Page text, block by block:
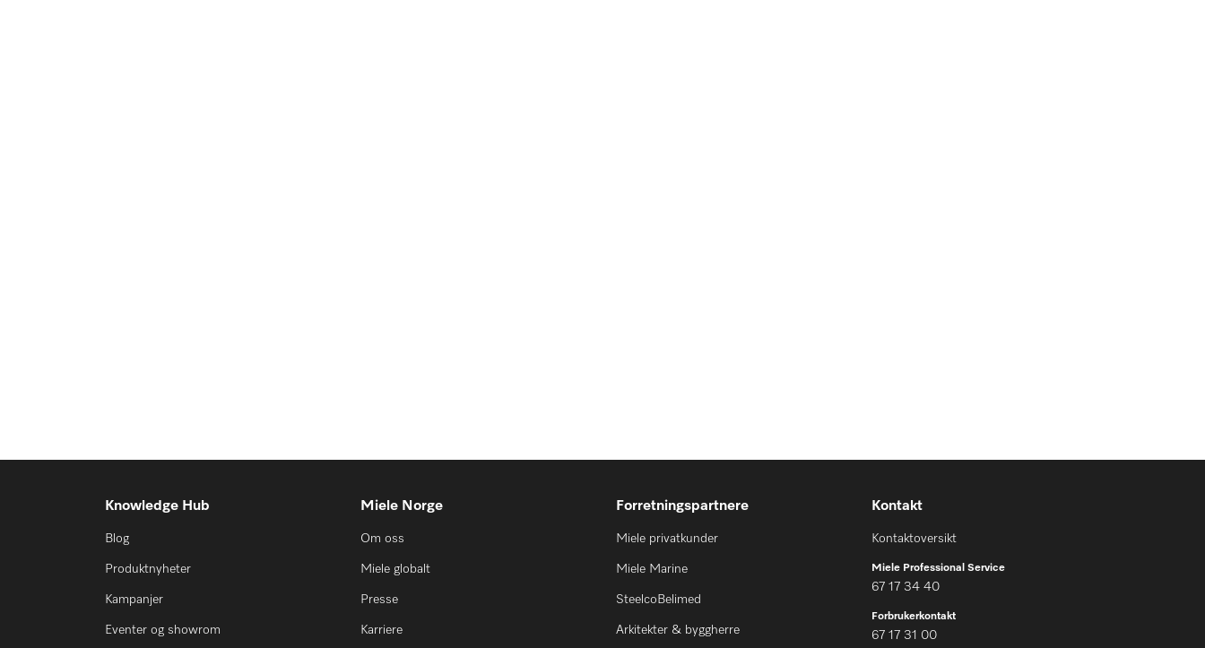
Knowledge Hub
Blog
Produktnyheter
Kampanjer
Eventer og showrom
Miele Norge
Om oss
Miele globalt
Presse
Karriere
Forretningspartnere
Miele privatkunder
Miele Marine
SteelcoBelimed
Arkitekter & byggherre
Kontakt
Kontaktoversikt
Miele Professional Service
67 17 34 40
Forbrukerkontakt
67 17 31 00